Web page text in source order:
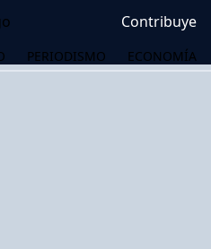
Contribuye
PERIODISMO ECONOMÍA